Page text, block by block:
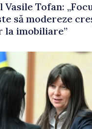
Tofan:
să modereze
imobiliare”